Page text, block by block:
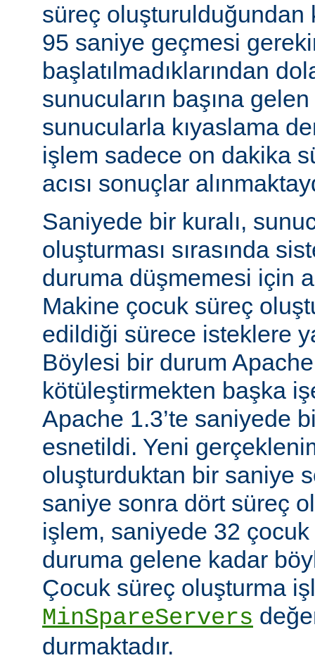
süreç oluşturulduğundan
95 saniye geçmesi
başlatılmadıklarından
sunucuların başına
sunucularla kıyaslama
işlem sadece on dakika
acısı sonuçlar
Saniyede bir kuralı,
oluşturması sırasında
duruma düşmemesi için
Makine çocuk süreç
edildiği sürece isteklere
Böylesi bir durum
kötüleştirmekten başka
Apache 1.3’te saniyede
esnetildi. Yeni
oluşturduktan bir saniye
saniye sonra dört süreç
işlem, saniyede 32
duruma gelene kadar
Çocuk süreç oluşturma
MinSpareServers
durmaktadır.